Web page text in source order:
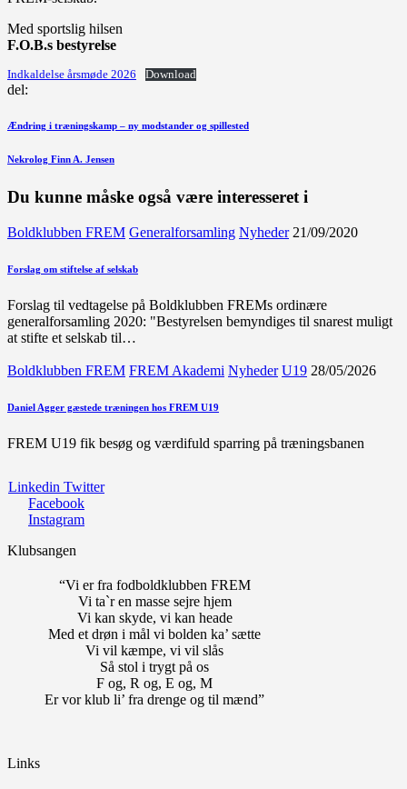
Med sportslig hilsen
F.O.B.s bestyrelse
Indkaldelse årsmøde 2026 Download
del:
Indlægsnavigation
Forrige
Ændring i træningskamp – ny modstander og spillested
Næste
Nekrolog Finn A. Jensen
Du kunne måske også være interesseret i
Boldklubben FREM Generalforsamling Nyheder 21/09/2020
Forslag om stiftelse af selskab
Forslag til vedtagelse på Boldklubben FREMs ordinære
generalforsamling 2020: "Bestyrelsen bemyndiges til snarest muligt
at stifte et selskab til…
Boldklubben FREM FREM Akademi Nyheder U19 28/05/2026
Daniel Agger gæstede træningen hos FREM U19
FREM U19 fik besøg og værdifuld sparring på træningsbanen
Linkedin Twitter
Facebook
Instagram
Klubsangen
“Vi er fra fodboldklubben FREM
Vi ta`r en masse sejre hjem
Vi kan skyde, vi kan heade
Med et drøn i mål vi bolden ka’ sætte
Vi vil kæmpe, vi vil slås
Så stol i trygt på os
F og, R og, E og, M
Er vor klub li’ fra drenge og til mænd”
Links